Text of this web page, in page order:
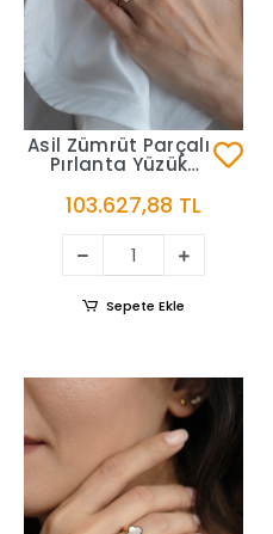
Asil Zümrüt Parçalı
Pırlanta Yüzük
103.627,88 TL
Sepete Ekle